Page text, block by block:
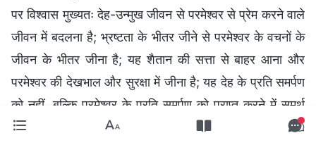
पर विश्वास मुख्यतः देह-उन्मुख जीवन से परमेश्वर से प्रेम करने वाले
जीवन में बदलना है; भ्रष्टता के भीतर जीने से परमेश्वर के वचनों के
जीवन के भीतर जीना है; यह शैतान की सत्ता से बाहर आना और
परमेश्वर की देखभाल और सुरक्षा में जीना है; यह देह के प्रति समर्पण
को नहीं, बल्कि परमेश्वर के प्रति समर्पण को प्राप्त करने में समर्थ
होना है; यह परमेश्वर को तुम्हारा संपूर्ण हृदय प्राप्त करने और तुम्हें